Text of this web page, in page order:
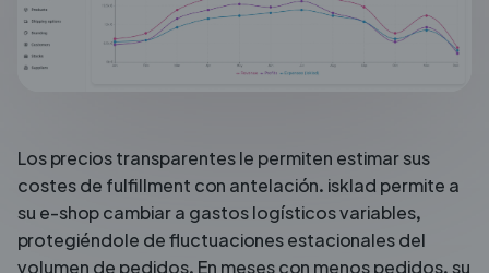
Los precios transparentes le permiten estimar sus
costes de fulfillment con antelación. isklad permite a
su e-shopcambiar a gastos logísticos variables,
protegiéndole de fluctuaciones estacionales del
volumen de pedidos. En meses con menos pedidos, su